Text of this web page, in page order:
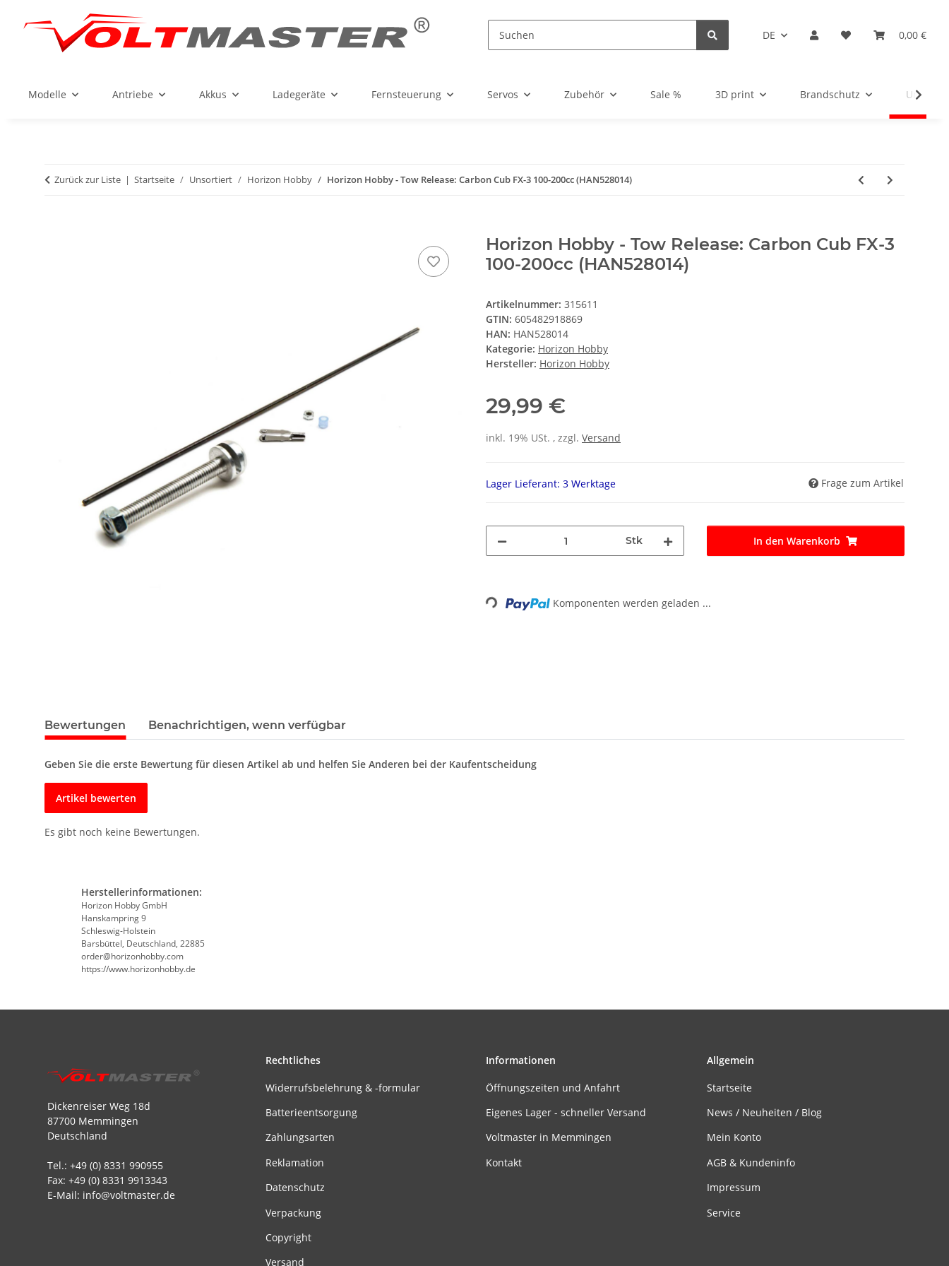
DE 0,00 €
Modelle Antriebe Akkus Ladegeräte Fernsteuerung Servos Zubehör Sale % 3D print Brandschutz
Zurück zur Liste Startseite Unsortiert Horizon Hobby Horizon Hobby - Tow Release: Carbon Cub FX-3 100-200cc (HAN528014)
Horizon Hobby - Tow Release: Carbon Cub FX-3
100-200cc (HAN528014)
Artikelnummer: 315611
GTIN: 605482918869
HAN: HAN528014
Kategorie: Horizon Hobby
Hersteller: Horizon Hobby
29,99 €
inkl. 19% USt. , zzgl. Versand
Lager Lieferant: 3 Werktage Frage zum Artikel
Stk In den Warenkorb
Loading... Komponenten werden geladen ...
Bewertungen Benachrichtigen, wenn verfügbar
Geben Sie die erste Bewertung für diesen Artikel ab und helfen Sie Anderen bei der Kaufentscheidung
Artikel bewerten
Es gibt noch keine Bewertungen.
Herstellerinformationen:
Horizon Hobby GmbH
Hanskampring 9
Schleswig-Holstein
Barsbüttel, Deutschland, 22885
order@horizonhobby.com
https://www.horizonhobby.de
Dickenreiser Weg 18d
87700 Memmingen
Deutschland
Tel.: +49 (0) 8331 990955
Fax: +49 (0) 8331 9913343
E-Mail: info@voltmaster.de
Rechtliches
Widerrufsbelehrung & -formular
Batterieentsorgung
Zahlungsarten
Reklamation
Datenschutz
Verpackung
Copyright
Versand
Informationen
Öffnungszeiten und Anfahrt
Eigenes Lager - schneller Versand
Voltmaster in Memmingen
Kontakt
Allgemein
Startseite
News / Neuheiten / Blog
Mein Konto
AGB & Kundeninfo
Impressum
Service